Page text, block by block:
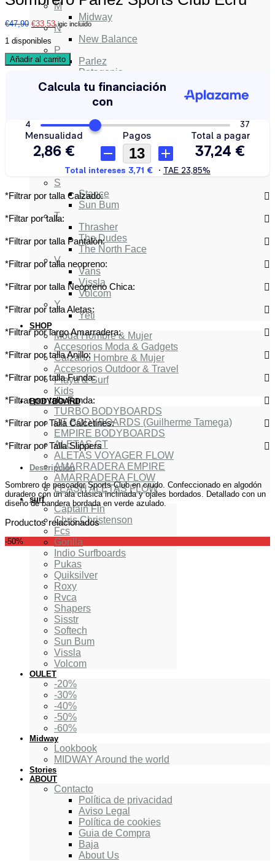
M
Midway
N
New Balance
P
Parlez
Patagonia
Pukas
Pukas Surfboards
Pura Vida
Quiksilver
R
Roark
Roxy Wetsuits
Rvca
S
Stance
Sun Bum
T
Thrasher
The Dudes
The North Face
V
Vans
Vissla
Volcom
Y
Yeti
SHOP
Moda Hombre & Mujer
Accesorios Moda & Gadgets
Calzado Hombre & Mujer
Accesorios Outdoor & Travel
Playa & Surf
Kids
BODYBOARD
TURBO BODYBOARDS
GT BODYBOARDS (Guilherme Tamega)
EMPIRE BODYBOARDS
ALETAS GT
ALETAS VOYAGER FLOW
AMARRADERA EMPIRE
AMARRADERA FLOW
LEASH ALETAS FLOW
surf
Captain Fin
Chris Christenson
Fcs
Gorilla
Indio Surfboards
Pukas
Quiksilver
Roxy
Rvca
Shapers
Sisstr
Softech
Sun Bum
Vissla
Volcom
OULET
-20%
-30%
-40%
-50%
-60%
Midway
Lookbook
MIDWAY Around the world
Stories
ABOUT
Contacto
Política de privacidad
Aviso Legal
Política de cookies
Guia de Compra
Baja
About Us
€47,90 €33,53 igic incluido
1 disponibles
Añadir al carrito
*Filtrar por talla Calzado:
*Filtar por talla:
*Filtrar por talla Pantalón:
*Filtrar por talla neopreno:
*Filtrar por talla Neopreno Chica:
*Filtrar por talla Aletas:
*Filtrar por largo Amarradera:
*Filtrar por talla Anillo:
*Filtrar por talla Funda:
*Filtrar por talla Funda:
*Filtrar por Talla Calcetines:
*Filtrar por Talla Slippers
Descripción
Sombrero de pescador Sports Club en crudo. Confeccionado en algodón
duradero con un ala clásica inclinada y ojales bordados. Detallado con un
diseño de bandera bordada en verde azulado.
Productos relacionados
-50%